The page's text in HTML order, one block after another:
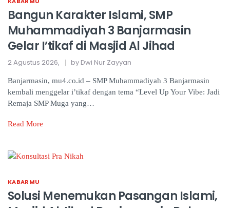
Bangun Karakter Islami, SMP
Muhammadiyah 3 Banjarmasin
Gelar I’tikaf di Masjid Al Jihad
2 Agustus 2026, by Dwi Nur Zayyan
Banjarmasin, mu4.co.id – SMP Muhammadiyah 3 Banjarmasin
kembali menggelar i’tikaf dengan tema “Level Up Your Vibe: Jadi
Remaja SMP Muga yang…
Read More
KABARMU
Solusi Menemukan Pasangan Islami,